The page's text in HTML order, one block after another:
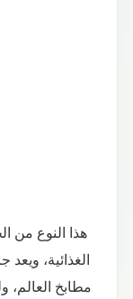
هذا النوع من
الغذائية،
مطابخ العالم،